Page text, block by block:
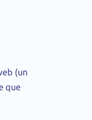
(un
que